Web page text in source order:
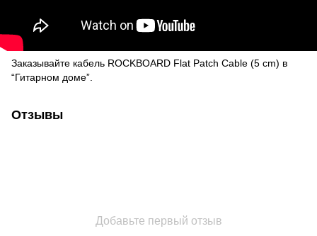
Заказывайте кабель ROCKBOARD Flat Patch Cable (5 cm) в
“Гитарном доме”.
Отзывы
Добавьте первый отзыв